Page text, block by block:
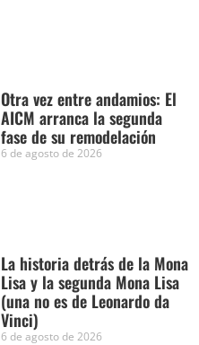
Otra vez entre andamios: El
AICM arranca la segunda
fase de su remodelación
6 de agosto de 2026
La historia detrás de la Mona
Lisa y la segunda Mona Lisa
(una no es de Leonardo da
Vinci)
6 de agosto de 2026